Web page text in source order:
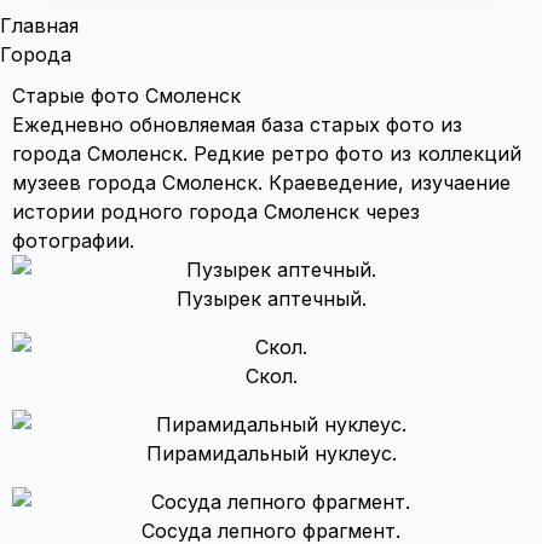
Главная
Города
Старые фото Смоленск
Ежедневно обновляемая база старых фото из
города Смоленск. Редкие ретро фото из коллекций
музеев города Смоленск. Краеведение, изучаение
истории родного города Смоленск через
фотографии.
Пузырек аптечный.
Скол.
Пирамидальный нуклеус.
Сосуда лепного фрагмент.